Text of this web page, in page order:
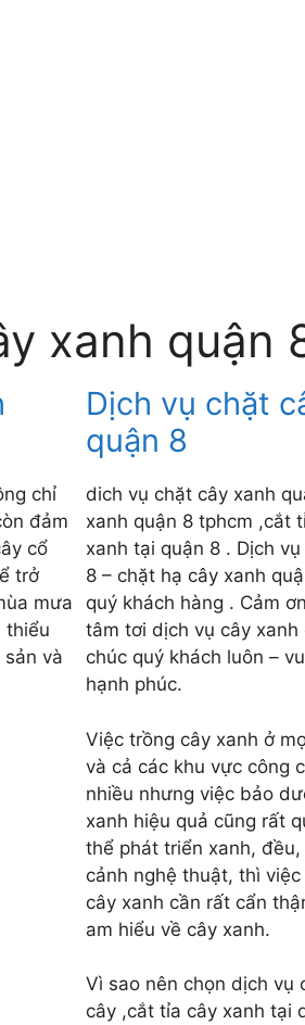
xanh quận
chỉ
đảm
cổ
trở
mưa
thiểu
và
Dịch vụ chặt
quận 8
dich vụ chặt cây xanh
xanh quận 8 tphcm ,cắt
xanh tại quận 8 . Dịch
8 – chặt hạ cây xanh
quý khách hàng . Cảm
tâm tơi dịch vụ cây
chúc quý khách luôn –
hạnh phúc.
Việc trồng cây xanh ở
và cả các khu vực công
nhiều nhưng việc bảo
xanh hiệu quả cũng rất
thể phát triển xanh,
cảnh nghệ thuật, thì
cây xanh cần rất cẩn
am hiểu về cây xanh.
Vì sao nên chọn dịch vụ
cây ,cắt tỉa cây xanh tại